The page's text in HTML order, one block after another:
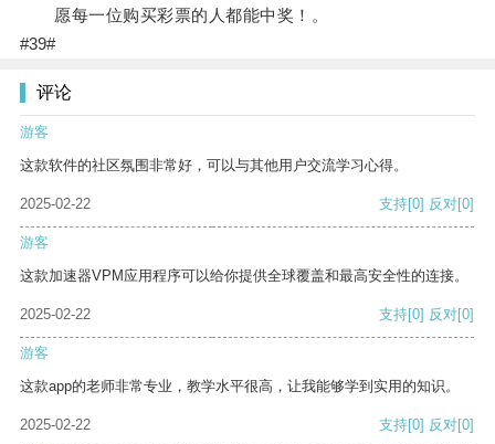
愿每一位购买彩票的人都能中奖！。
#39#
评论
游客
这款软件的社区氛围非常好，可以与其他用户交流学习心得。
2025-02-22 支持[0] 反对[0]
游客
这款加速器VPM应用程序可以给你提供全球覆盖和最高安全性的连接。
2025-02-22 支持[0] 反对[0]
游客
这款app的老师非常专业，教学水平很高，让我能够学到实用的知识。
2025-02-22 支持[0] 反对[0]